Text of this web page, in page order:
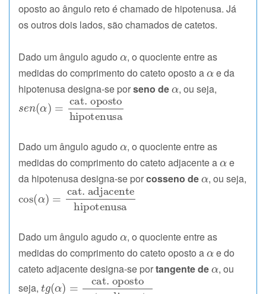
oposto ao ângulo reto é chamado de hipotenusa. Já
os outros dois lados, são chamados de catetos.
Dado um ângulo agudo
, o quociente entre as
medidas do comprimento do cateto oposto a
e da
hipotenusa designa-se porseno de , ou seja,
Dado um ângulo agudo
, o quociente entre as
medidas do comprimento do cateto adjacente a
e
da hipotenusa designa-se porcosseno de , ou seja,
Dado um ângulo agudo
, o quociente entre as
medidas do comprimento do cateto oposto a
e do
cateto adjacente designa-se portangente de
, ou
seja,